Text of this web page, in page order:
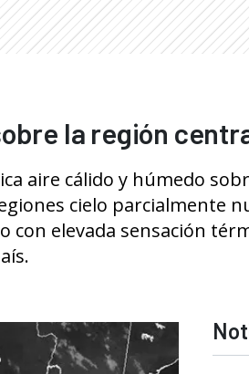
la región
aire cálido y húmedo
cielo parcialmente
elevada sensación